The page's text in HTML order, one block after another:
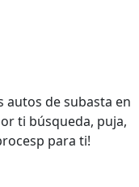
autos de subasta en
ti búsqueda, puja,
para ti!